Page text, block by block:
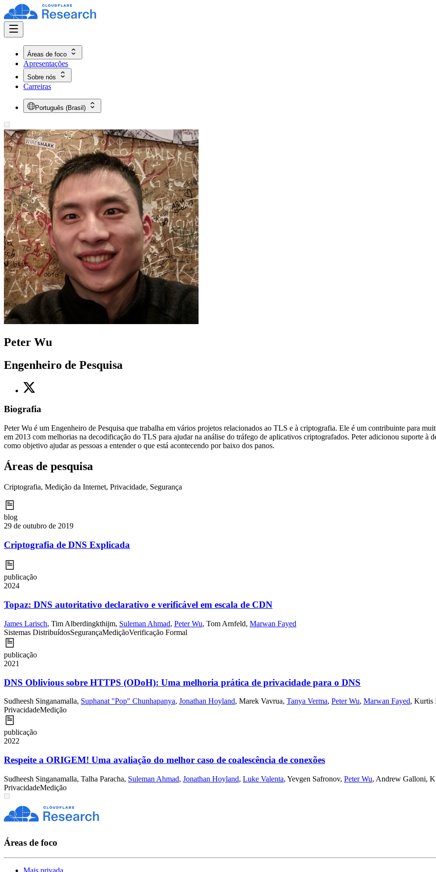
Áreas de foco
Apresentações
Sobre nós
Carreiras
Português (Brasil)
Peter Wu
Engenheiro de Pesquisa
Biografia
Peter Wu é um Engenheiro de Pesquisa que trabalha em vários projetos relacionados ao TLS e à criptografia. Ele é um contribuinte para
em 2013 com melhorias na decodificação do TLS para ajudar na análise do tráfego de aplicativos criptografados. Peter adicionou suporte
como objetivo ajudar as pessoas a entender o que está acontecendo por baixo dos panos.
Áreas de pesquisa
Criptografia, Medição da Internet, Privacidade, Segurança
blog
29 de outubro de 2019
Criptografia de DNS Explicada
publicação
2024
Topaz: DNS autoritativo declarativo e verificável em escala de CDN
James Larisch, Tim Alberdingkthijm, Suleman Ahmad, Peter Wu, Tom Arnfeld, Marwan Fayed
Sistemas DistribuídosSegurançaMediçãoVerificação Formal
publicação
2021
DNS Oblivious sobre HTTPS (ODoH): Uma melhoria prática de privacidade para o DNS
Sudheesh Singanamalla, Suphanat "Pop" Chunhapanya, Jonathan Hoyland, Marek Vavrua, Tanya Verma, Peter Wu, Marwan Fayed, Kurtis
PrivacidadeMedição
publicação
2022
Respeite a ORIGEM! Uma avaliação do melhor caso de coalescência de conexões
Sudheesh Singanamalla, Talha Paracha, Suleman Ahmad, Jonathan Hoyland, Luke Valenta, Yevgen Safronov, Peter Wu, Andrew Galloni,
PrivacidadeMedição
Áreas de foco